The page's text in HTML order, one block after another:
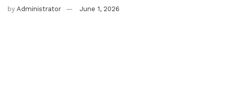
by Administrator June 1, 2026